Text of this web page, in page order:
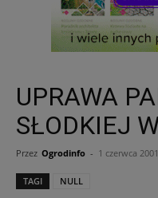
UPRAWA
SŁODKIEJ
Przez Ogrodinfo - 1 czerwca 2001
TAGI NULL